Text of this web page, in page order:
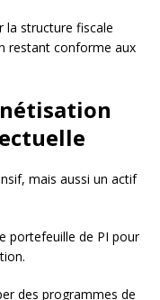
la structure fiscale
restant conforme aux
mais aussi un actif
portefeuille de PI pour
des programmes de